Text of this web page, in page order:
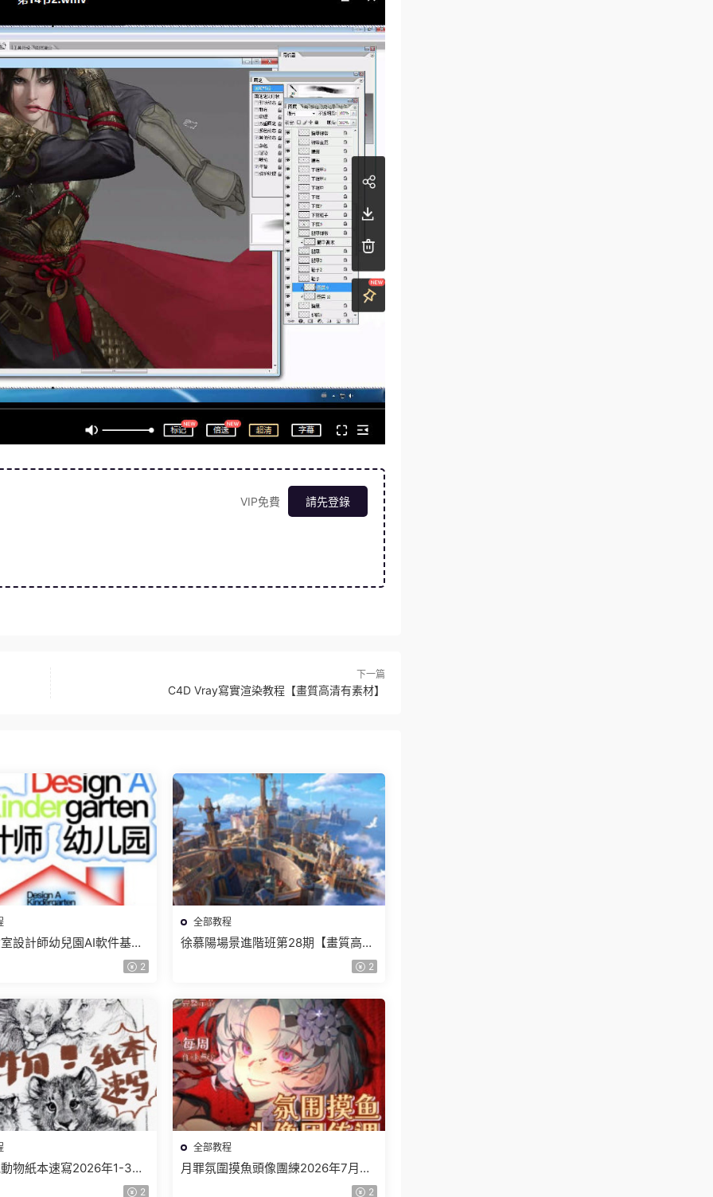
VIP免費 請先登錄
下一篇
C4D Vray寫實渲染教程【畫質高清有素材】
設計師幼兒園AI軟件基礎
2
全部教程
徐慕陽場景進階班第28期【畫質高清
2
物紙本速寫2026年1-3期
2
全部教程
月罪氛圍摸魚頭像團練2026年7月
2